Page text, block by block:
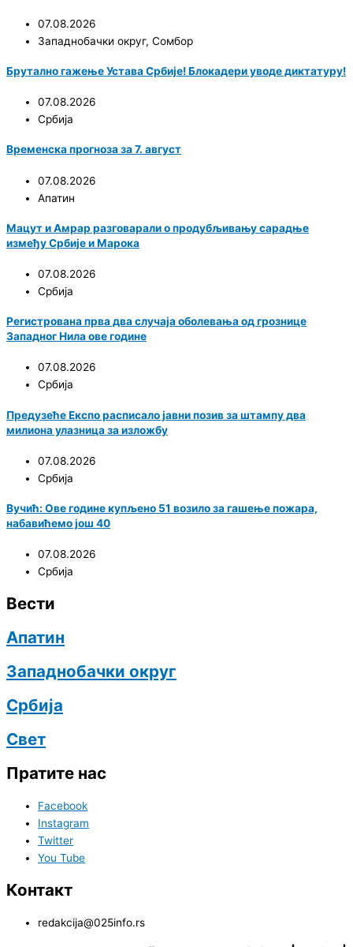
07.08.2026
Западнобачки округ, Сомбор
Брутално гажење Устава Србије! Блокадери уводе диктатуру!
07.08.2026
Србија
Временска прогноза за 7. август
07.08.2026
Апатин
Мацут и Амрар разговарали о продубљивању сарадње
између Србије и Марока
07.08.2026
Србија
Регистрована прва два случаја оболевања од грознице
Западног Нила ове године
07.08.2026
Србија
Предузеће Експо расписало јавни позив за штампу два
милиона улазница за изложбу
07.08.2026
Србија
Вучић: Ове године купљено 51 возило за гашење пожара,
набавићемо још 40
07.08.2026
Србија
Вести
Апатин
Западнобачки округ
Србија
Свет
Пратите нас
Facebook
Instagram
Twitter
You Tube
Контакт
redakcija@025info.rs